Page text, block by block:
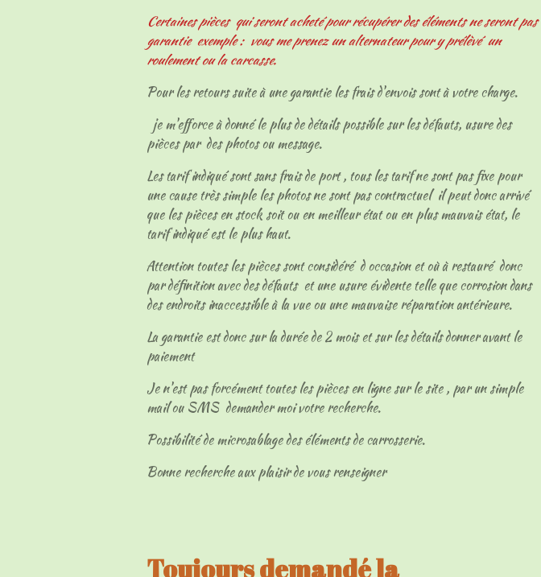
Certaines pièces qui seront acheté pour récupérer des éléments ne seront pas
garantie exemple : vous me prenez un alternateur pour y prélèvé un
roulement ou la carcasse.
Pour les retours suite à une garantie les frais d'envois sont à votre charge.
je m'efforce à donné le plus de détails possible sur les défauts, usure des
pièces par des photos ou message.
Les tarif indiqué sont sans frais de port , tous les tarif ne sont pas fixe pour
une cause très simple les photos ne sont pas contractuel il peut donc arrivé
que les pièces en stock soit ou en meilleur état ou en plus mauvais état, le
tarif indiqué est le plus haut.
Attention toutes les pièces sont considéré d occasion et où à restauré donc
par définition avec des défauts et une usure évidente telle que corrosion dans
des endroits inaccessible à la vue ou une mauvaise réparation antérieure.
La garantie est donc sur la durée de 2 mois et sur les détails donner avant le
paiement
Je n'est pas forcément toutes les pièces en ligne sur le site , par un simple
mail ou SMS demander moi votre recherche.
Possibilité de microsablage des éléments de carrosserie.
Bonne recherche aux plaisir de vous renseigner
Toujours demandé la